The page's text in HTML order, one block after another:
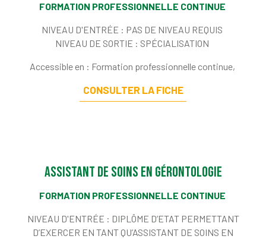
FORMATION PROFESSIONNELLE CONTINUE
NIVEAU D'ENTRÉE : PAS DE NIVEAU REQUIS
NIVEAU DE SORTIE : SPÉCIALISATION
Accessible en : Formation professionnelle continue,
CONSULTER LA FICHE
Assistant de soins en gérontologie
FORMATION PROFESSIONNELLE CONTINUE
NIVEAU D'ENTRÉE : DIPLÔME D’ETAT PERMETTANT
D’EXERCER EN TANT QU’ASSISTANT DE SOINS EN